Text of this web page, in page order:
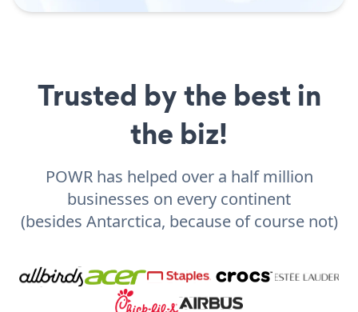
Trusted by the best in
the biz!
POWR has helped over a half million
businesses on every continent
(besides Antarctica, because of course not)